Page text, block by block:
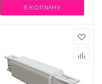
В КОРЗИНУ